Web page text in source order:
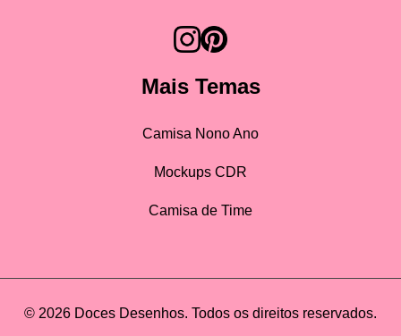
Mais Temas
Camisa Nono Ano
Mockups CDR
Camisa de Time
© 2026 Doces Desenhos. Todos os direitos reservados.